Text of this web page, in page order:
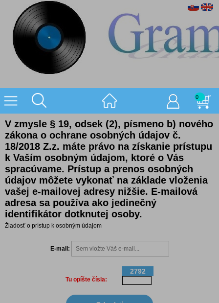
0
V zmysle § 19, odsek (2), písmeno b) nového
zákona o ochrane osobných údajov č.
18/2018 Z.z. máte právo na získanie prístupu
k Vaším osobným údajom, ktoré o Vás
spracúvame. Prístup a prenos osobných
údajov môžete vykonať na základe vloženia
vašej e-mailovej adresy nižšie. E-mailová
adresa sa používa ako jedinečný
identifikátor dotknutej osoby.
Žiadosť o prístup k osobným údajom
E-mail:
2792
Tu opíšte čísla: